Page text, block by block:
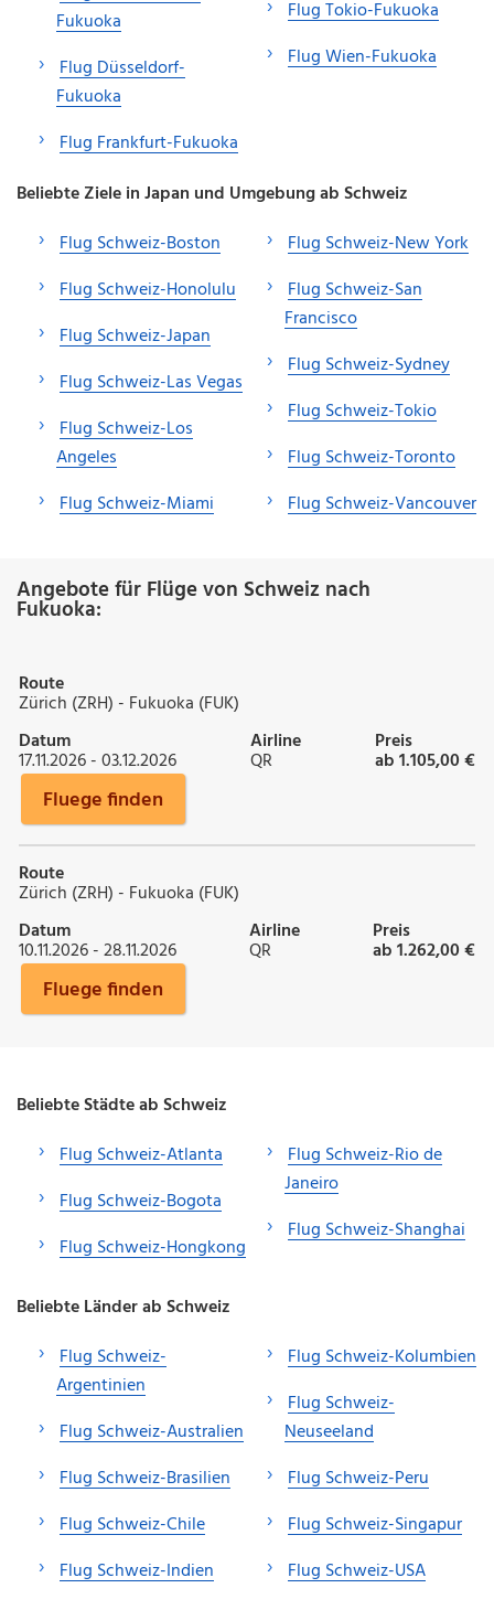
Fukuoka
Flug Düsseldorf-
Fukuoka
Flug Frankfurt-Fukuoka
Flug Tokio-Fukuoka
Flug Wien-Fukuoka
Beliebte Ziele in Japan und Umgebung ab Schweiz
Flug Schweiz-Boston
Flug Schweiz-Honolulu
Flug Schweiz-Japan
Flug Schweiz-Las Vegas
Flug Schweiz-Los
Angeles
Flug Schweiz-Miami
Flug Schweiz-New York
Flug Schweiz-San
Francisco
Flug Schweiz-Sydney
Flug Schweiz-Tokio
Flug Schweiz-Toronto
Flug Schweiz-Vancouver
Angebote für Flüge von Schweiz nach
Fukuoka:
Route
Zürich (ZRH) - Fukuoka (FUK)
Datum
17.11.2026 - 03.12.2026
Airline
QR
Preis
ab 1.105,00 €
Fluege finden
Route
Zürich (ZRH) - Fukuoka (FUK)
Datum
10.11.2026 - 28.11.2026
Airline
QR
Preis
ab 1.262,00 €
Fluege finden
Beliebte Städte ab Schweiz
Flug Schweiz-Atlanta
Flug Schweiz-Bogota
Flug Schweiz-Hongkong
Flug Schweiz-Rio de
Janeiro
Flug Schweiz-Shanghai
Beliebte Länder ab Schweiz
Flug Schweiz-
Argentinien
Flug Schweiz-Australien
Flug Schweiz-Brasilien
Flug Schweiz-Chile
Flug Schweiz-Indien
Flug Schweiz-Kolumbien
Flug Schweiz-
Neuseeland
Flug Schweiz-Peru
Flug Schweiz-Singapur
Flug Schweiz-USA